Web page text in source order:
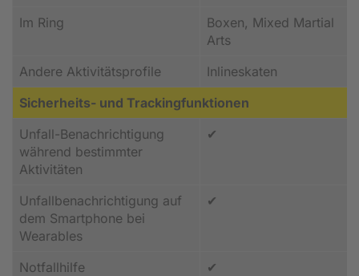
Im Ring
Boxen, Mixed Martial
Arts
Andere Aktivitätsprofile
Inlineskaten
Sicherheits- und Trackingfunktionen
Unfall-Benachrichtigung
während bestimmter
Aktivitäten
✔
Unfallbenachrichtigung auf
dem Smartphone bei
Wearables
✔
Notfallhilfe
✔